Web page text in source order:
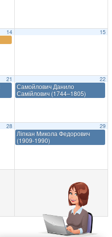
14 15
21 22
Самойлович Данило
Самійлович (1744–1805)
28 29
Ліпкан Микола Федорович
(1909-1990)